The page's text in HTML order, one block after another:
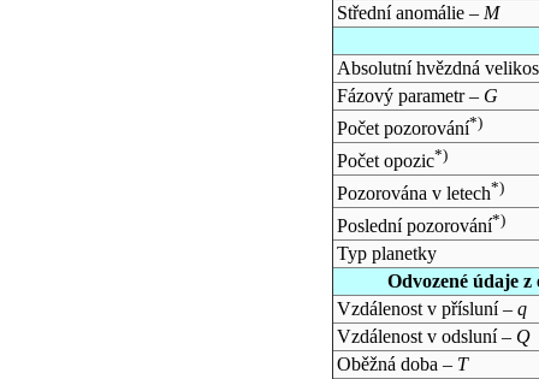
Střední anomálie – M
Absolutní hvězdná
Fázový parametr – G
Počet pozorování*)
Počet opozic*)
Pozorována v letech*)
Poslední pozorování*)
Typ planetky
Odvozené údaje
Vzdálenost v přísluní – q
Vzdálenost v odsluní – Q
Oběžná doba – T